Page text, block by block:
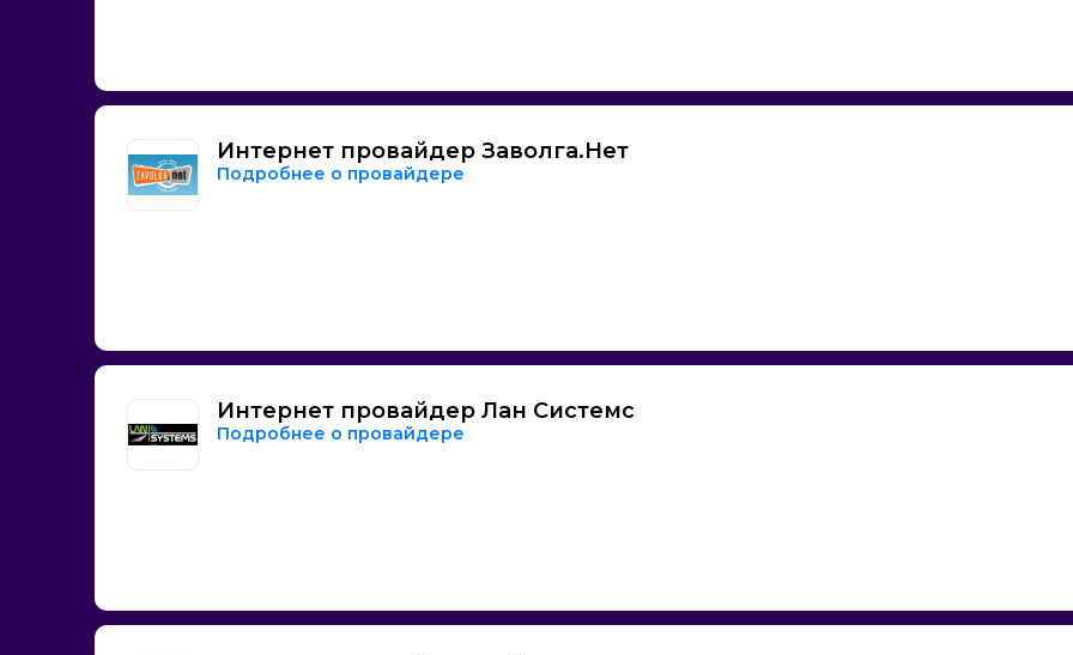
Интернет провайдер Заволга.Нет
Подробнее о провайдере
Интернет провайдер Лан Системс
Подробнее о провайдере